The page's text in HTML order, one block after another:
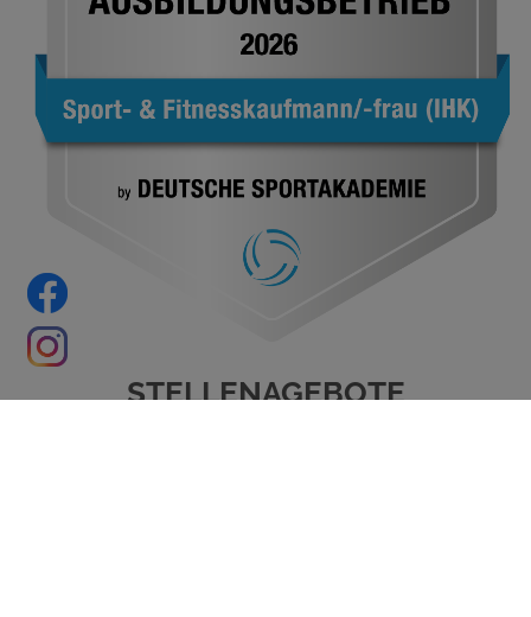
STELLENAGEBOTE